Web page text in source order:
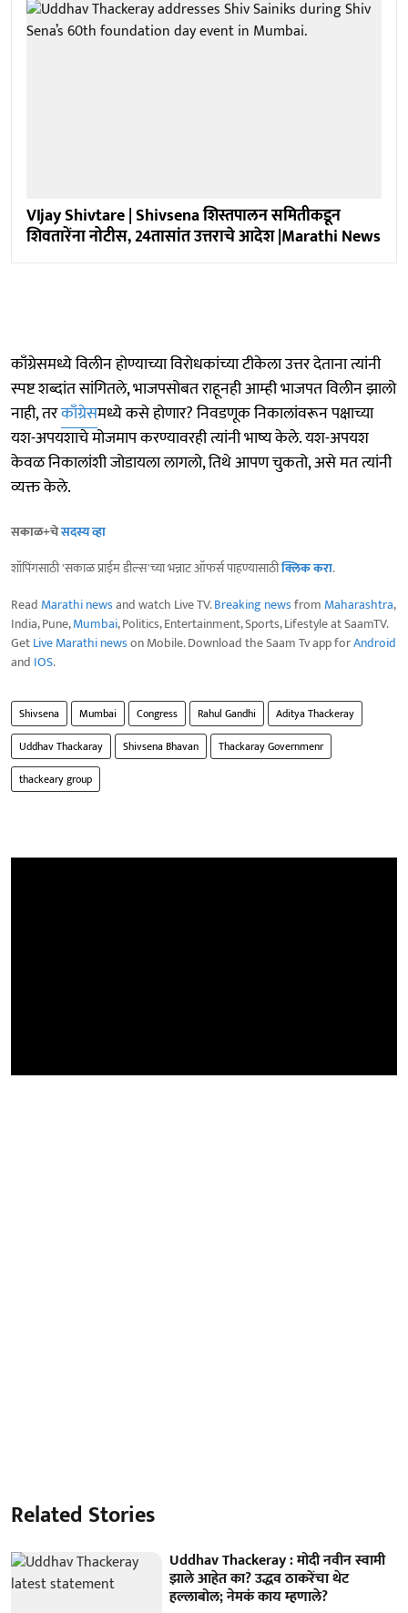
VIjay Shivtare | Shivsena शिस्तपालन समितीकडून
शिवतारेंना नोटीस, 24तासांत उत्तराचे आदेश |Marathi News
काँग्रेसमध्ये विलीन होण्याच्या विरोधकांच्या टीकेला उत्तर देताना त्यांनी
स्पष्ट शब्दांत सांगितले, भाजपसोबत राहूनही आम्ही भाजपत विलीन झालो
नाही, तरकाँग्रेसमध्ये कसे होणार? निवडणूक निकालांवरून पक्षाच्या
यश-अपयशाचे मोजमाप करण्यावरही त्यांनी भाष्य केले. यश-अपयश
केवळ निकालांशी जोडायला लागलो, तिथे आपण चुकतो, असे मत त्यांनी
व्यक्त केले.
सकाळ+चेसदस्य व्हा
शॉपिंगसाठी 'सकाळ प्राईम डील्स'च्या भन्नाट ऑफर्स पाहण्यासाठीक्लिक करा.
Read Marathi newsand watch Live TV.Breaking newsfrom Maharashtra,
India, Pune,Mumbai, Politics, Entertainment, Sports, Lifestyle at SaamTV.
GetLive Marathi newson Mobile. Download the Saam Tv app forAndroid
and IOS.
Shivsena Mumbai Congress Rahul Gandhi
Aditya Thackeray
Uddhav Thackaray
Shivsena Bhavan
Thackaray Governmenr
thackeary group
Related Stories
Uddhav Thackeray : मोदी नवीन स्वामी
झाले आहेत का? उद्धव ठाकरेंचा थेट
हल्लाबोल; नेमकं काय म्हणाले?